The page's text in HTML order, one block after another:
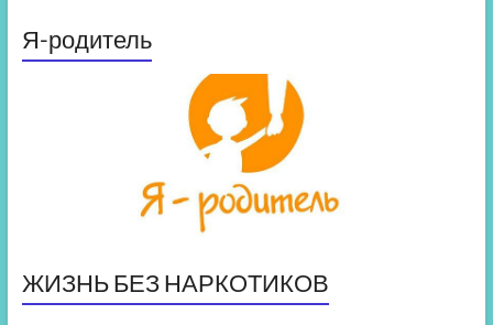
Я-родитель
ЖИЗНЬ БЕЗ НАРКОТИКОВ